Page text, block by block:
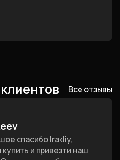
Все отзывы
спасибо Irakliy,
и привезти наш